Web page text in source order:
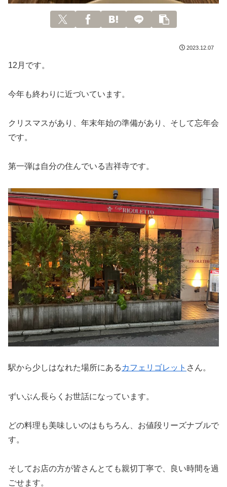
2023.12.07
12月です。
今年も終わりに近づいています。
クリスマスがあり、年末年始の準備があり、そして忘年会
です。
第一弾は自分の住んでいる吉祥寺です。
駅から少しはなれた場所にある カフェリゴレット さん。
ずいぶん長らくお世話になっています。
どの料理も美味しいのはもちろん、お値段リーズナブルで
す。
そしてお店の方が皆さんとても親切丁寧で、良い時間を過
ごせます。